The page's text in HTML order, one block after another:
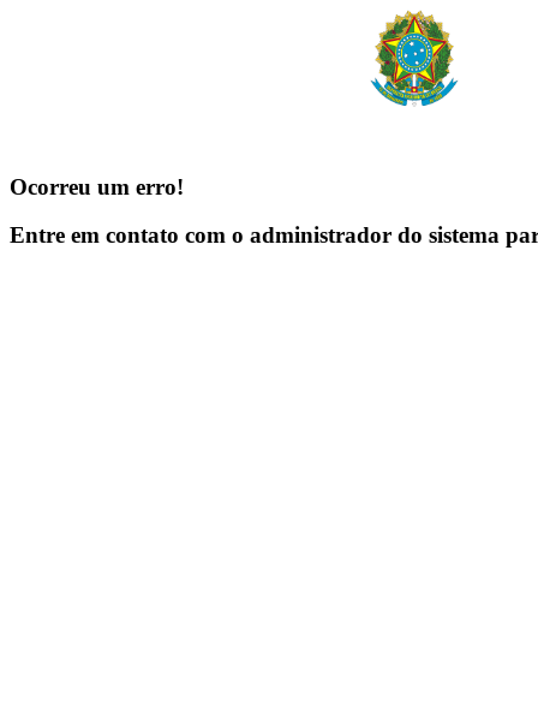
Ocorreu um erro!
Entre em contato com o administrador do sistema